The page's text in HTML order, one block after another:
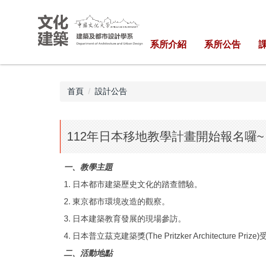
系所介紹 系所公告
首頁 設計公告
112年日本移地教學計畫開始報名囉~
一、教學主題
1. 日本都市建築歷史文化的踏查體驗。
2. 東京都市環境改造的觀察。
3. 日本建築教育發展的現場參訪。
4. 日本普立茲克建築獎(The Pritzker Architecture Prize)
二、活動地點